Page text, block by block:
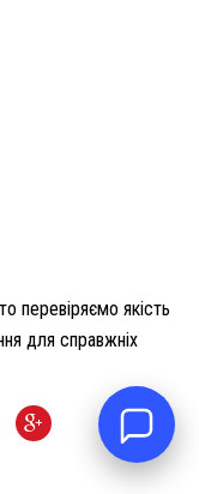
перевіряємо якість
для справжніх